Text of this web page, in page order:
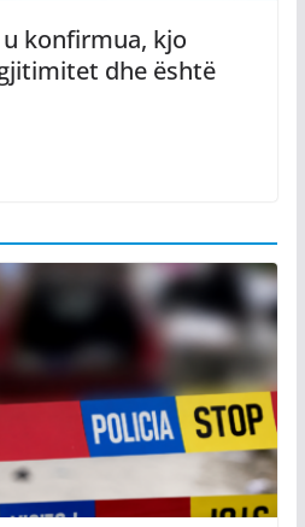
u konfirmua, kjo
dhe është